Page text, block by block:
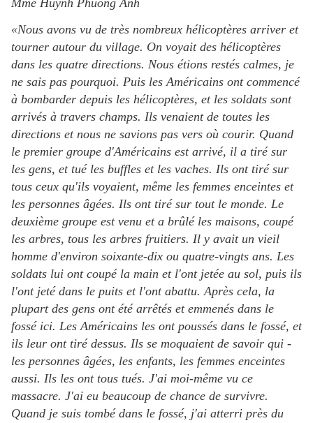
Mme Huynh Phuong Anh
«Nous avons vu de très nombreux hélicoptères arriver et
tourner autour du village. On voyait des hélicoptères
dans les quatre directions. Nous étions restés calmes, je
ne sais pas pourquoi. Puis les Américains ont commencé
à bombarder depuis les hélicoptères, et les soldats sont
arrivés à travers champs. Ils venaient de toutes les
directions et nous ne savions pas vers où courir. Quand
le premier groupe d'Américains est arrivé, il a tiré sur
les gens, et tué les buffles et les vaches. Ils ont tiré sur
tous ceux qu'ils voyaient, même les femmes enceintes et
les personnes âgées. Ils ont tiré sur tout le monde. Le
deuxième groupe est venu et a brûlé les maisons, coupé
les arbres, tous les arbres fruitiers. Il y avait un vieil
homme d'environ soixante-dix ou quatre-vingts ans. Les
soldats lui ont coupé la main et l'ont jetée au sol, puis ils
l'ont jeté dans le puits et l'ont abattu. Après cela, la
plupart des gens ont été arrêtés et emmenés dans le
fossé ici. Les Américains les ont poussés dans le fossé, et
ils leur ont tiré dessus. Ils se moquaient de savoir qui -
les personnes âgées, les enfants, les femmes enceintes
aussi. Ils les ont tous tués. J'ai moi-même vu ce
massacre. J'ai eu beaucoup de chance de survivre.
Quand je suis tombé dans le fossé, j'ai atterri près du